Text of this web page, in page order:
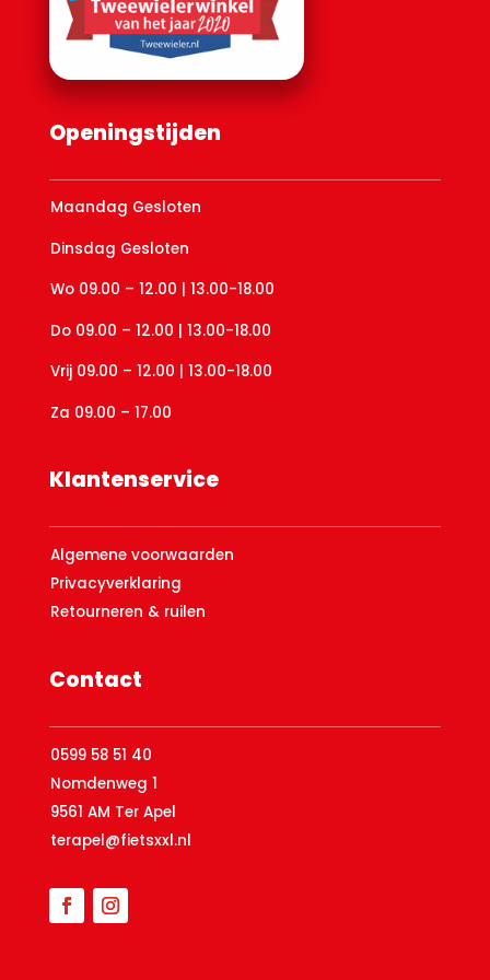
Openingstijden
Maandag Gesloten
Dinsdag Gesloten
Wo 09.00 – 12.00 | 13.00-18.00
Do 09.00 – 12.00 | 13.00-18.00
Vrij 09.00 – 12.00 | 13.00-18.00
Za 09.00 – 17.00
Klantenservice
Algemene voorwaarden
Privacyverklaring
Retourneren & ruilen
Contact
0599 58 51 40
Nomdenweg 1
9561 AM Ter Apel
terapel@fietsxxl.nl